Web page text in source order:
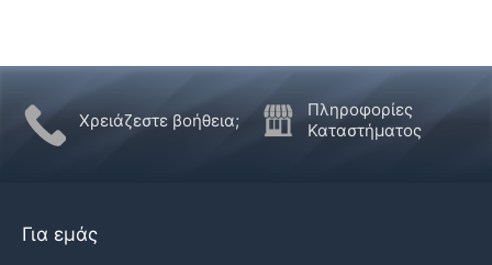
Χρειάζεστε βοήθεια;
Πληροφορίες
Καταστήματος
Για εμάς